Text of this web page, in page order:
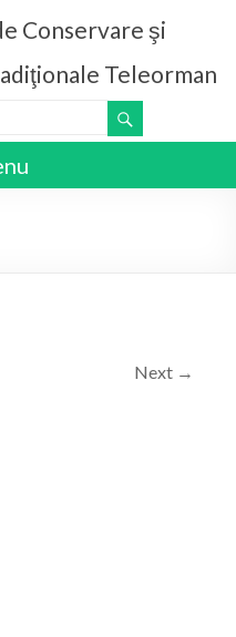
Conservare şi
Teleorman
Next →